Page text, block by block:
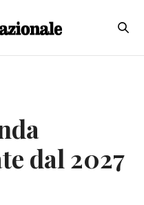
dal 2027